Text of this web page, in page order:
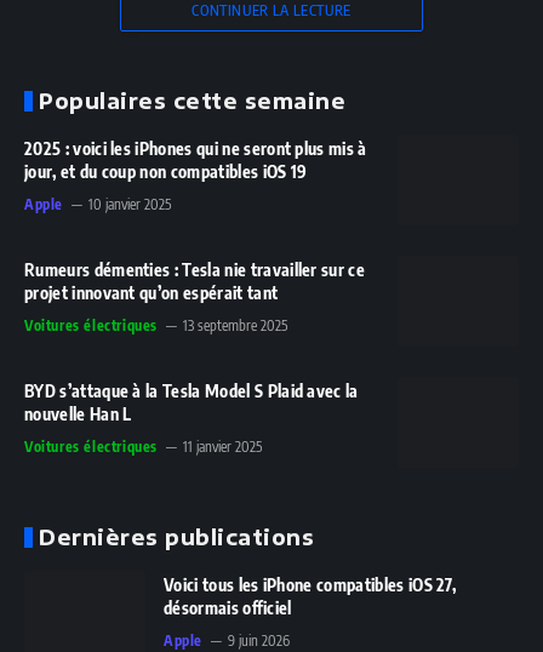
CONTINUER LA LECTURE
Populaires cette semaine
2025 : voici les iPhones qui ne seront plus mis à
jour, et du coup non compatibles iOS 19
Apple 10 janvier 2025
Rumeurs démenties : Tesla nie travailler sur ce
projet innovant qu’on espérait tant
Voitures électriques 13 septembre 2025
BYD s’attaque à la Tesla Model S Plaid avec la
nouvelle Han L
Voitures électriques 11 janvier 2025
Dernières publications
Voici tous les iPhone compatibles iOS 27,
désormais officiel
Apple 9 juin 2026